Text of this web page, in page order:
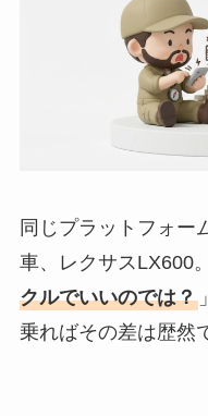
同じプラットフォー
車、レクサスLX600
クルでいいのでは？
乗ればその差は歴然